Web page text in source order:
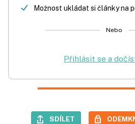
Možnost ukládat si články na
Nebo
Přihlásit se a
SDÍLET